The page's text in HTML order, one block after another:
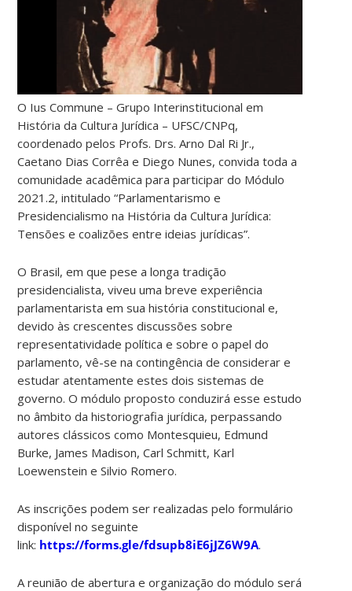
O Ius Commune – Grupo Interinstitucional em
História da Cultura Jurídica – UFSC/CNPq,
coordenado pelos Profs. Drs. Arno Dal Ri Jr.,
Caetano Dias Corrêa e Diego Nunes, convida toda a
comunidade acadêmica para participar do Módulo
2021.2, intitulado “Parlamentarismo e
Presidencialismo na História da Cultura Jurídica:
Tensões e coalizões entre ideias jurídicas”.
O Brasil, em que pese a longa tradição
presidencialista, viveu uma breve experiência
parlamentarista em sua história constitucional e,
devido às crescentes discussões sobre
representatividade política e sobre o papel do
parlamento, vê-se na contingência de considerar e
estudar atentamente estes dois sistemas de
governo. O módulo proposto conduzirá esse estudo
no âmbito da historiografia jurídica, perpassando
autores clássicos como Montesquieu, Edmund
Burke, James Madison, Carl Schmitt, Karl
Loewenstein e Silvio Romero.
As inscrições podem ser realizadas pelo formulário
disponível no seguinte
link: https://forms.gle/fdsupb8iE6jJZ6W9A.
A reunião de abertura e organização do módulo será